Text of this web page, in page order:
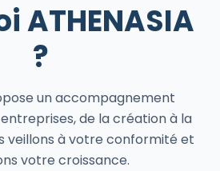
ATHENASIA
?
un accompagnement
de la création à la
veillons à votre conformité et
votre croissance.